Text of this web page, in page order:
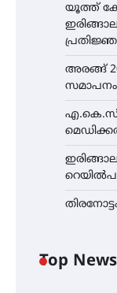
യൂത്ത്
അരങ്ങ്
സമാപനം
Top News